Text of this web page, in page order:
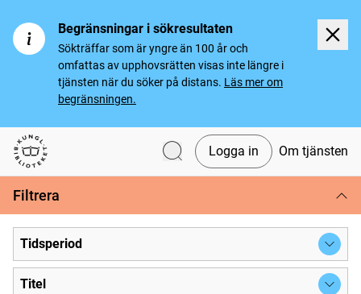
Begränsningar i sökresultaten
Sökträffar som är yngre än 100 år och
omfattas av upphovsrätten visas inte längre i
tjänsten när du söker på distans. Läs mer om
begränsningen.
Svenska tidningar
Logga in Om tjänsten
Filtrera
Tidsperiod
Titel